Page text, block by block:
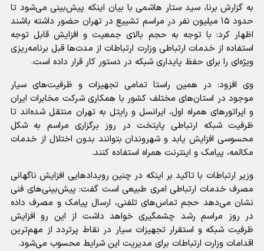
به گزارش برنا، سید ستار هاشمی با بیان اینکه پیش‌بینی می‌شود تا
حدود ۱۵ میلیون نفر در مراسم تشییع در تهران حضور داشته باشند
اظهار کرد: با توجه به حجم بالای جمعیت و افزایش قابل توجه
استفاده از خدمات ارتباطی وزارت ارتباطات از مدت‌ها قبل برنامه‌ریزی
ویژه‌ای را برای حفظ پایداری شبکه در دستور کار قرار داده است.
وی افزود: در همین راستا تمامی تجهیزات و ظرفیت‌های سیار
موجود در استان‌های مختلف کشور با همکاری شرکت مخابرات ایران
و اپراتور‌های همراه اول، ایرانسل و رایتل به تهران منتقل شده‌اند تا
ظرفیت شبکه ارتباطی پایتخت در روز برگزاری مراسم به شکل
محسوسی افزایش یابد و شهروندان بتوانند بدون اختلال از خدمات
مکالمه، پیامک و اینترنت همراه استفاده کنند.
وزیر ارتباطات با تاکید بر اینکه در چنین رویداد‌هایی افزایش ناگهانی
مصرف خدمات ارتباطی امری طبیعی است گفت: پیش‌بینی‌های فنی
نشان می‌دهد حجم تماس‌های تلفنی، ارسال پیامک و مصرف داده
در روز مراسم رشد چشمگیری خواهد داشت از این رو افزایش
ظرفیت شبکه و استقرار تجهیزات سیار در نقاط پرتردد از مهم‌ترین
اقدامات وزارت ارتباطات برای مدیریت این شرایط محسوب می‌شود.